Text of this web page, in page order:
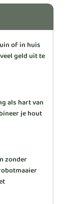
of in huis
geld uit te
als hart van
je hout
zonder